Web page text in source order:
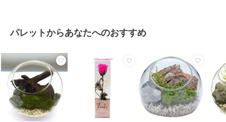
ブランド パレット
商品カテゴリ ギフト用品 ／
プリザーブドフラ
カラー
サイズ
素材
容器：ガラス 内容物：プリザーブ
パレットからあなたへのおすすめ